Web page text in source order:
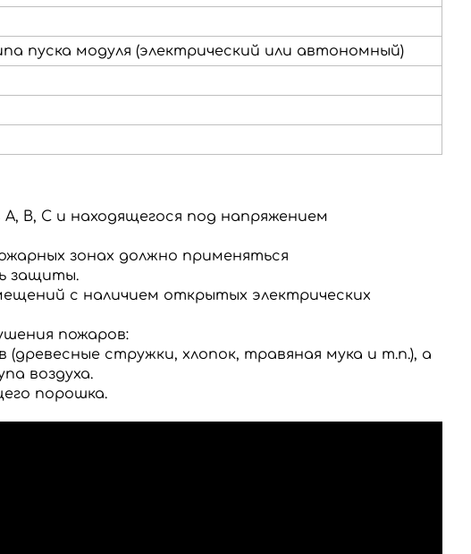
пуска модуля (электрический или автономный)
В, С и находящегося под напряжением
зонах должно применяться
защиты.
с наличием открытых электрических
пожаров:
стружки, хлопок, травяная мука и т.п.), а
воздуха.
порошка.